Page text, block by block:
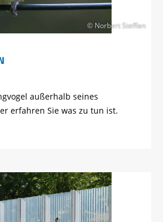
© Norbert Steffan
außerhalb seines
erfahren Sie was zu tun ist.